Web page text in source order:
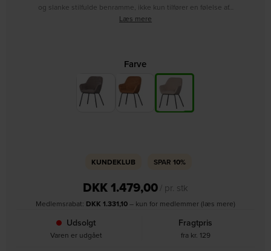
og slanke stilfulde benramme, ikke kun tilfører en følelse af…
Læs mere
Farve
KUNDEKLUB SPAR 10%
DKK1.479,00/ pr. stk
Medlemsrabat: DKK 1.331,10– kun for medlemmer (læs mere)
Udsolgt
Varen er udgået
Fragtpris
fra kr. 129